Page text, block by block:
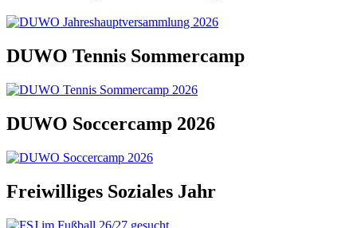
DUWO Tennis Sommercamp
DUWO Soccercamp 2026
Freiwilliges Soziales Jahr